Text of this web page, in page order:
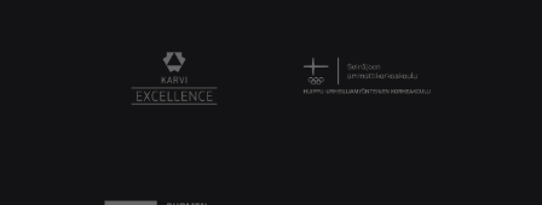
KARVI Excellence logo.Logo